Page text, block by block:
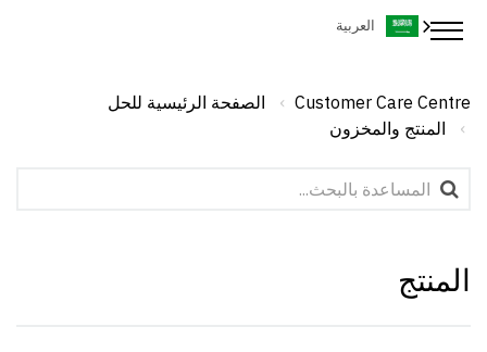
العربية
Customer Care Centre
الصفحة الرئيسية للحل
المنتج والمخزون
المنتج